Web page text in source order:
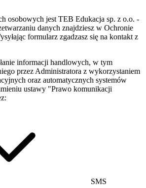
osobowych jest TEB Edukacja sp. z o.o. -
danych znajdziesz w Ochronie
formularz zgadzasz się na kontakt z
informacji handlowych, w tym
przez Administratora z wykorzystaniem
oraz automatycznych systemów
ustawy "Prawo komunikacji
SMS